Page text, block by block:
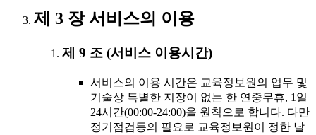
제 3 장 서비스의 이용
제 9 조 (서비스 이용시간)
서비스의 이용 시간은 교육정보원의 업무 및
기술상 특별한 지장이 없는 한 연중무휴, 1일
24시간(00:00-24:00)을 원칙으로 합니다. 다만
정기점검등의 필요로 교육정보원이 정한 날